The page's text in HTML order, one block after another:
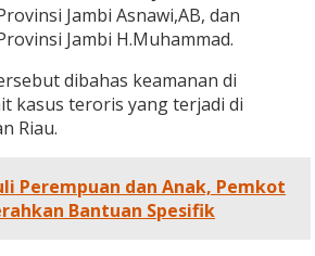
Jambi Asnawi,AB, dan
Jambi H.Muhammad.
dibahas keamanan di
kasus teroris yang terjadi di
Riau.
Perempuan dan Anak, Pemkot
Bantuan Spesifik